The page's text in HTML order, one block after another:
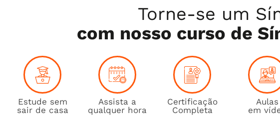
Torne-se um
com nosso curso de
Estude sem
sair de casa
Assista a
qualquer hora
Certificação
Completa
Aulas
em